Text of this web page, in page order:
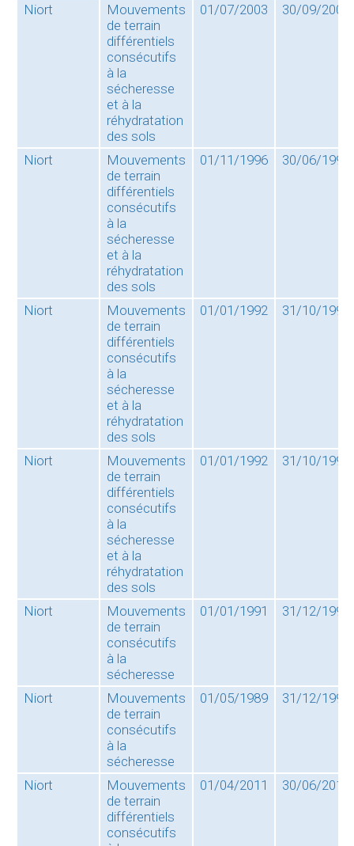
Niort
Mouvements
de terrain
différentiels
consécutifs
à la
sécheresse
et à la
réhydratation
des sols
01/07/2003 30/09/2003
Niort
Mouvements
de terrain
différentiels
consécutifs
à la
sécheresse
et à la
réhydratation
des sols
01/11/1996 30/06/1998
Niort
Mouvements
de terrain
différentiels
consécutifs
à la
sécheresse
et à la
réhydratation
des sols
01/01/1992 31/10/1996
Niort
Mouvements
de terrain
différentiels
consécutifs
à la
sécheresse
et à la
réhydratation
des sols
01/01/1992 31/10/1996
Niort
Mouvements
de terrain
consécutifs
à la
sécheresse
01/01/1991 31/12/1991
Niort
Mouvements
de terrain
consécutifs
à la
sécheresse
01/05/1989 31/12/1990
Niort
Mouvements
de terrain
différentiels
consécutifs
01/04/2011 30/06/2011